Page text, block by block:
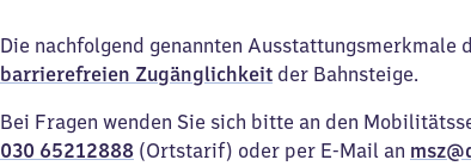
Die nachfolgend genannten Ausstattungsmerkmale
barrierefreien Zugänglichkeit der Bahnsteige.
Bei Fragen wenden Sie sich bitte an den
030 65212888 (Ortstarif) oder per E-Mail an